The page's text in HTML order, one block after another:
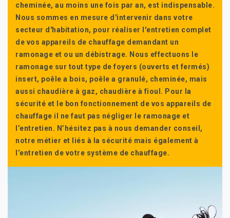
cheminée, au moins une fois par an, est indispensable.
Nous sommes en mesure d'intervenir dans votre
secteur d'habitation, pour réaliser l'entretien complet
de vos appareils de chauffage demandant un
ramonage et ou un débistrage. Nous effectuons le
ramonage sur tout type de foyers (ouverts et fermés)
insert, poêle a bois, poêle a granulé, cheminée, mais
aussi chaudière à gaz, chaudière à fioul. Pour la
sécurité et le bon fonctionnement de vos appareils de
chauffage il ne faut pas négliger le ramonage et
l’entretien. N’hésitez pas à nous demander conseil,
notre métier et liés à la sécurité mais également à
l’entretien de votre système de chauffage.